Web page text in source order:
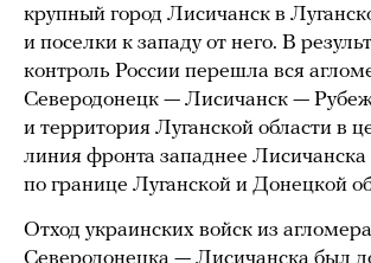
крупный город Лисичанск в
и поселки к западу от него. В
контроль России перешла вся
Северодонецк — Лисичанск —
и территория Луганской области в
линия фронта западнее Лисичанска
по границе Луганской и Донецкой
Отход украинских войск из